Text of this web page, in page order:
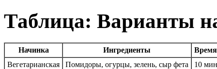
Таблица: Варианты
Начинка Ингредиенты
Вегетарианская
Помидоры, огурцы, зелень, сыр фета
10